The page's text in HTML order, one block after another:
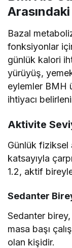
Bazal
fonksiyonlar
günlük kalori
yürüyüş,
eylemler BMH
ihtiyacı
Aktivite
Günlük
katsayıyla
1.2, aktif
Sedanter
Sedanter
masa başı
olan kişidir.